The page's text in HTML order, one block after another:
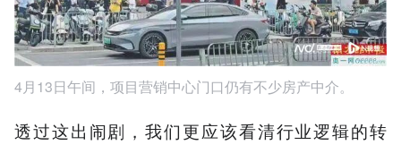
4月13日午间，项目营销中心门口仍有不少房产中介。
透过这出闹剧，我们更应该看清行业逻辑的转